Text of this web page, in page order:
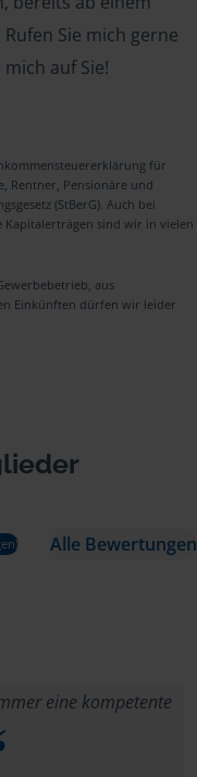
Sie mich gerne
auf Sie!
für
Rentner, Pensionäre und
(StBerG). Auch bei
Kapitalerträgen sind wir in vielen
aus
Einkünften dürfen wir leider
Alle Bewertungen
eine kompetente